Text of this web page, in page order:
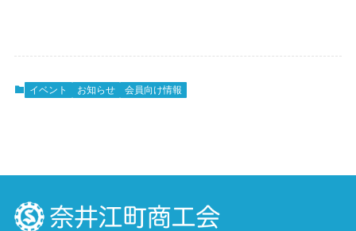
イベント お知らせ 会員向け情報